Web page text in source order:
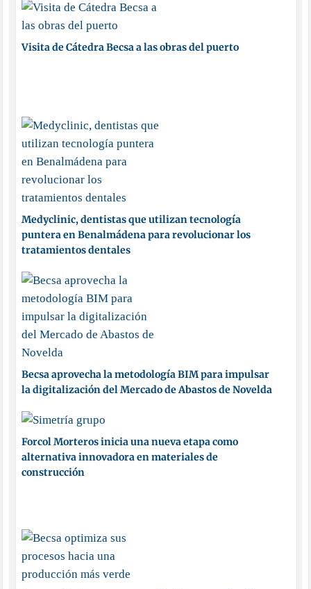
Visita de Cátedra Becsa a las obras del puerto
Medyclinic, dentistas que utilizan tecnología
puntera en Benalmádena para revolucionar los
tratamientos dentales
Becsa aprovecha la metodología BIM para impulsar
la digitalización del Mercado de Abastos de Novelda
Forcol Morteros inicia una nueva etapa como
alternativa innovadora en materiales de
construcción